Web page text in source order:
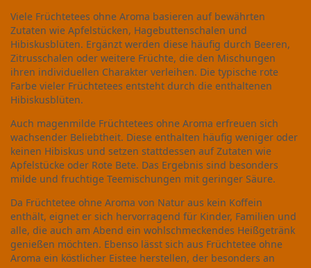
Viele Früchtetees ohne Aroma basieren auf bewährten
Zutaten wie Apfelstücken, Hagebuttenschalen und
Hibiskusblüten. Ergänzt werden diese häufig durch Beeren,
Zitrusschalen oder weitere Früchte, die den Mischungen
ihren individuellen Charakter verleihen. Die typische rote
Farbe vieler Früchtetees entsteht durch die enthaltenen
Hibiskusblüten.
Auch magenmilde Früchtetees ohne Aroma erfreuen sich
wachsender Beliebtheit. Diese enthalten häufig weniger oder
keinen Hibiskus und setzen stattdessen auf Zutaten wie
Apfelstücke oder Rote Bete. Das Ergebnis sind besonders
milde und fruchtige Teemischungen mit geringer Säure.
Da Früchtetee ohne Aroma von Natur aus kein Koffein
enthält, eignet er sich hervorragend für Kinder, Familien und
alle, die auch am Abend ein wohlschmeckendes Heißgetränk
genießen möchten. Ebenso lässt sich aus Früchtetee ohne
Aroma ein köstlicher Eistee herstellen, der besonders an